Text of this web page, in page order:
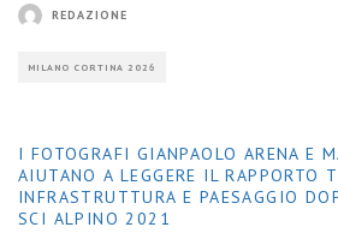
REDAZIONE
MILANO CORTINA 2026
I FOTOGRAFI GIANPAOLO ARENA E
AIUTANO A LEGGERE IL RAPPORTO
INFRASTRUTTURA E PAESAGGIO
SCI ALPINO 2021